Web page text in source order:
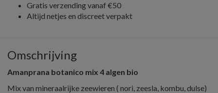
Gratis verzending vanaf €50
Altijd netjes en discreet verpakt
Omschrijving
Amanprana botanico mix 4 algen bio
Mix van mineraalrijke zeewieren ( nori, zeesla, kombu, dulse)